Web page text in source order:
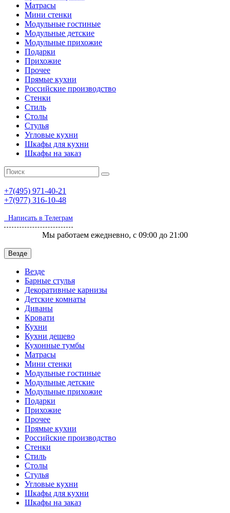
Матрасы
Мини стенки
Модульные гостиные
Модульные детские
Модульные прихожие
Подарки
Прихожие
Прочее
Прямые кухни
Российские производство
Стенки
Стиль
Столы
Стулья
Угловые кухни
Шкафы для кухни
Шкафы на заказ
+7(495) 971-40-21
+7(977) 316-10-48
Написать в Телеграм
Мы работаем ежедневно, с 09:00 до 21:00
Везде
Везде
Барные стулья
Декоративные карнизы
Детские комнаты
Диваны
Кровати
Кухни
Кухни дешево
Кухонные тумбы
Матрасы
Мини стенки
Модульные гостиные
Модульные детские
Модульные прихожие
Подарки
Прихожие
Прочее
Прямые кухни
Российские производство
Стенки
Стиль
Столы
Стулья
Угловые кухни
Шкафы для кухни
Шкафы на заказ